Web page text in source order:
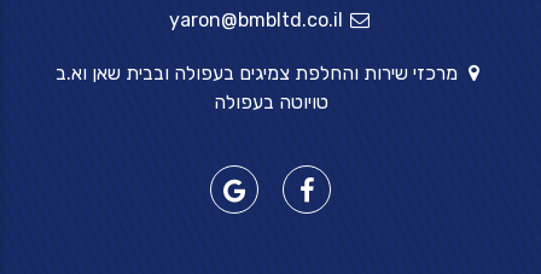
yaron@bmbltd.co.il
מרכזי שירות והחלפת צמיגים בעפולה ובבית שאן וא.ב
טויוטה בעפולה